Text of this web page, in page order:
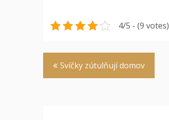
4/5 - (9 votes)
Navigace
pro
Svíčky zútulňují domov